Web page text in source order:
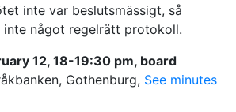
inte var beslutsmässigt, så
inte något regelrätt protokoll.
12, 18-19:30 pm, board
Gothenburg, See minutes